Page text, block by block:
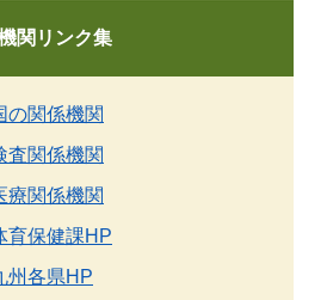
関リンク集
の関係機関
査関係機関
療関係機関
育保健課HP
州各県HP